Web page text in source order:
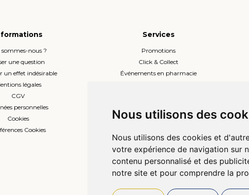
Nous utilisons des
Nous utilisons des cookies et
votre expérience de navigation sur
contenu personnalisé et des
notre site et pour comprendre la
nous ?
une question
un effet indésirable
légales
CGV
personnelles
Cookies
Cookies
Services
Promotions
Click & Collect
Événements en pharmacie
Compte professionnel